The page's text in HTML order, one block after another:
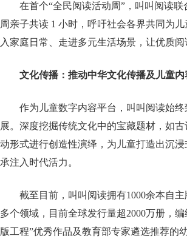
在首个“全民阅读活动周”，叫叫阅读
周亲子共读 1 小时，呼吁社会各界共同为
入家庭日常、走进多元生活场景，让优质阅
文化传播：推动中华文化传播及儿童
作为儿童数字内容平台，叫叫阅读始
展。深度挖掘传统文化中的宝藏题材，如
动形式进行创造性演绎，为儿童打造出沉
承注入时代活力。
截至目前，叫叫阅读拥有1000余本自
多个领域，目前全球发行量超2000万册，
版工程”优秀作品及教育部专家遴选推荐的